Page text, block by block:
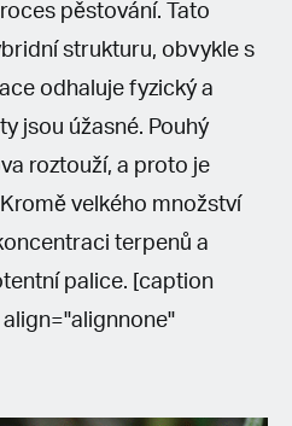
pěstování. Tato
strukturu, obvykle s
odhaluje fyzický a
jsou úžasné. Pouhý
roztouží, a proto je
velkého množství
terpenů a
palice. [caption